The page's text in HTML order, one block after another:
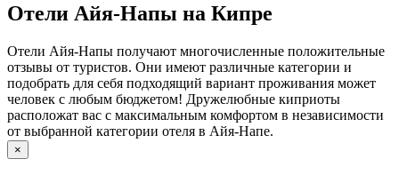
Отели Айя-Напы на Кипре
Отели Айя-Напы получают многочисленные положительные
отзывы от туристов. Они имеют различные категории и
подобрать для себя подходящий вариант проживания может
человек с любым бюджетом! Дружелюбные киприоты
расположат вас с максимальным комфортом в независимости
от выбранной категории отеля в Айя-Напе.
×